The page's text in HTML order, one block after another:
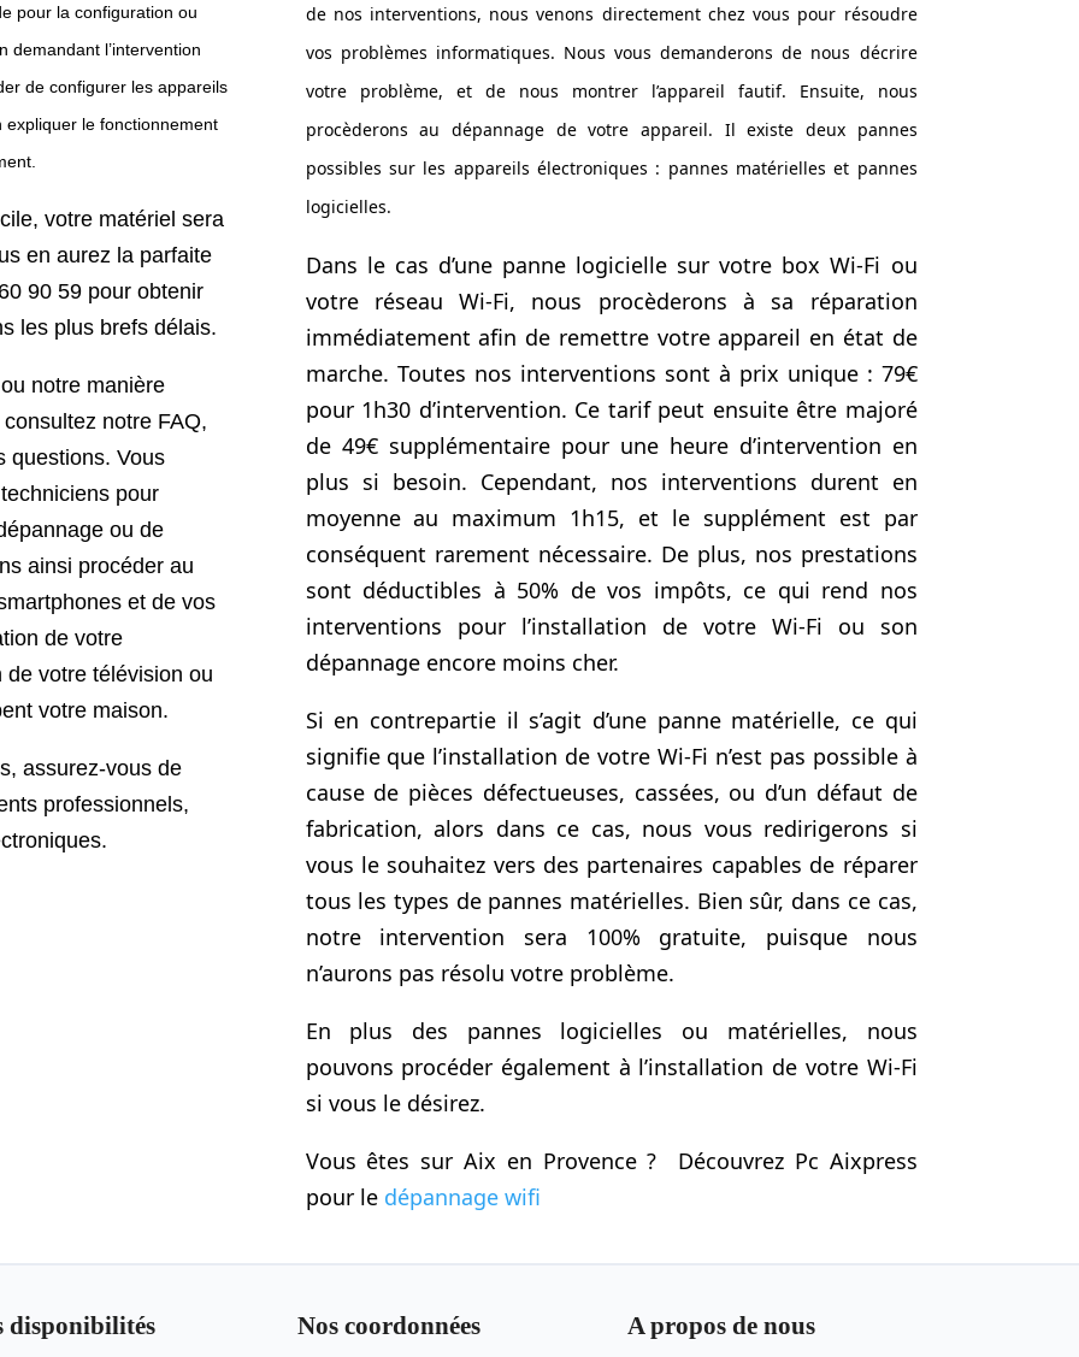
pour la configuration ou
demandant l’intervention
de configurer les appareils
le fonctionnement
votre matériel sera
en aurez la parfaite
90 59 pour obtenir
les plus brefs délais.
notre manière
notre FAQ,
questions. Vous
pour
ou de
ainsi procéder au
et de vos
de votre
votre télévision ou
votre maison.
assurez-vous de
professionnels,
de nos interventions, nous venons directement chez vous pour résoudre
vos problèmes informatiques. Nous vous demanderons de nous décrire
votre problème, et de nous montrer l’appareil fautif. Ensuite, nous
procèderons au dépannage de votre appareil. Il existe deux pannes
possibles sur les appareils électroniques : pannes matérielles et pannes
logicielles.
Dans le cas d’une panne logicielle sur votre box Wi-Fi ou
votre réseau Wi-Fi, nous procèderons à sa réparation
immédiatement afin de remettre votre appareil en état de
marche. Toutes nos interventions sont à prix unique : 79€
pour 1h30 d’intervention. Ce tarif peut ensuite être majoré
de 49€ supplémentaire pour une heure d’intervention en
plus si besoin. Cependant, nos interventions durent en
moyenne au maximum 1h15, et le supplément est par
conséquent rarement nécessaire. De plus, nos prestations
sont déductibles à 50% de vos impôts, ce qui rend nos
interventions pour l’installation de votre Wi-Fi ou son
dépannage encore moins cher.
Si en contrepartie il s’agit d’une panne matérielle, ce qui
signifie que l’installation de votre Wi-Fi n’est pas possible à
cause de pièces défectueuses, cassées, ou d’un défaut de
fabrication, alors dans ce cas, nous vous redirigerons si
vous le souhaitez vers des partenaires capables de réparer
tous les types de pannes matérielles. Bien sûr, dans ce cas,
notre intervention sera 100% gratuite, puisque nous
n’aurons pas résolu votre problème.
En plus des pannes logicielles ou matérielles, nous
pouvons procéder également à l’installation de votre Wi-Fi
si vous le désirez.
Vous êtes sur Aix en Provence ? Découvrez Pc Aixpress
pour le dépannage wifi
disponibilités Nos coordonnées A propos de nous